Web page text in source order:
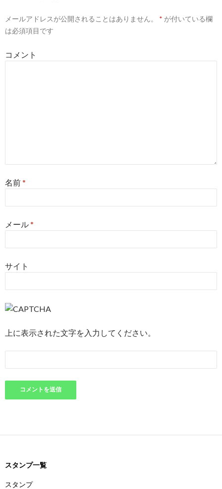
メールアドレスが公開されることはありません。 * が付いている欄
は必須項目です
コメント
名前*
メール*
サイト
上に表示された文字を入力してください。
スタンプ一覧
スタンプ